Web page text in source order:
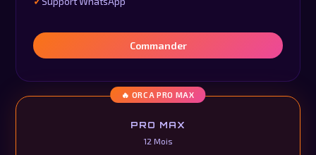
Commander
🔥 ORCA PRO MAX
PRO MAX
12 Mois